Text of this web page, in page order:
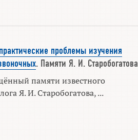
проблемы изучения
. Памяти Я. И. Старобогатова
памяти известного
Я. И. Старобогатова, ...